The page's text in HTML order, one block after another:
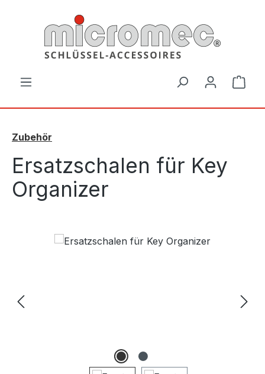
Zum Hauptinhalt springen
Zubehör
Ersatzschalen für Key
Organizer
Bildergalerie überspringen